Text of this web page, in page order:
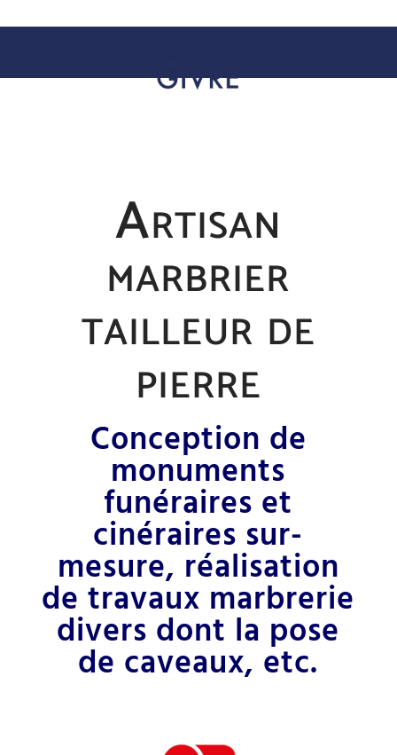
Artisan
marbrier
tailleur de
pierre
Conception de
monuments
funéraires et
cinéraires sur-
mesure, réalisation
de travaux marbrerie
divers dont la pose
de caveaux, etc.